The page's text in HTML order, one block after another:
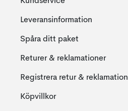
Leveransinformation
Spåra ditt paket
Returer & reklamationer
Registrera retur & reklamation
Köpvillkor